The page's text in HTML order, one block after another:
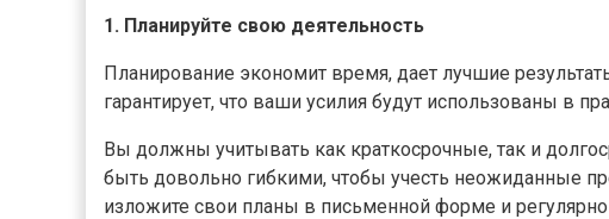
1. Планируйте свою деятельность
Планирование экономит время, дает лучшие
гарантирует, что ваши усилия будут использованы в
Вы должны учитывать как краткосрочные, так и
быть довольно гибкими, чтобы учесть неожиданные
изложите свои планы в письменной форме и